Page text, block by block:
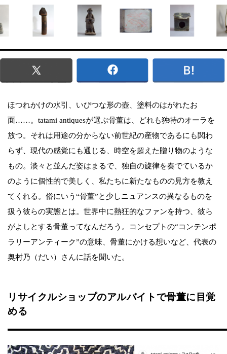
ほつれかけの水引、いびつな形の壺、塗料のはがれたお
面……。tatami antiquesが選ぶ骨董は、どれも独特のオーラを
放つ。それは用途の分からない前世紀の産物であるにも関わ
らず、現代の感覚にも通じる、時空を超えた贈り物のような
もの。淡々と並んだ姿はまるで、独自の旋律を奏でているか
のように個性的で美しく、私たちに新たなものの見方を教え
てくれる。俗にいう“骨董”と少しニュアンスの異なるものを
扱う彼らの実態とは。世界中に熱狂的なファンを持つ、彼ら
がよしとする骨董ってなんだろう。コンセプトの“コンテンポ
ラリーアンティーク”の意味、骨董にかける想いなど、代表の
奥村乃（だい）さんに話を聞いた。
リサイクルショップのアルバイトで骨董に目覚
める